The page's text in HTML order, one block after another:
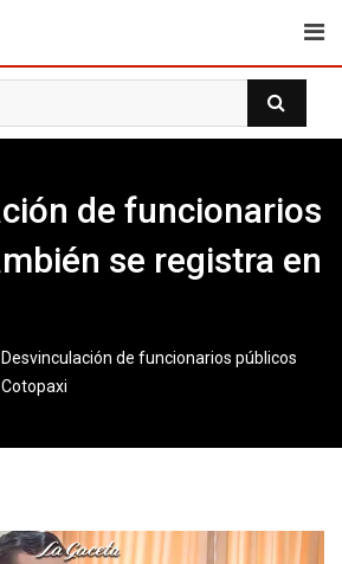
de funcionarios
se registra en
Desvinculación de funcionarios públicos